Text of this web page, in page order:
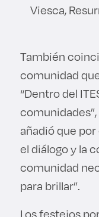
Viesca,
También
comunidad
“Dentro del
añadió que
el diálogo y la
comunidad
para brillar”.
Los festejos